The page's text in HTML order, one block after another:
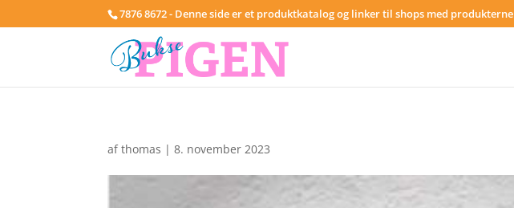
7876 8672 - Denne side er et produktkatalog og linker til shops med produkterne
afthomas |8. november 2023